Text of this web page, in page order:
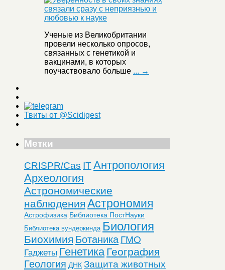
Ученые из Великобритании
провели несколько опросов,
связанных с генетикой и
вакцинами, в которых
поучаствовало больше ... →
Твиты от @Scidigest
Метки
CRISPR/Cas ITАнтропология
Археология
Астрономические
наблюдения Астрономия
Астрофизика Библиотека ПостНауки
Библиотека вундеркинда Биология
Биохимия Ботаника ГМО
Гаджеты Генетика География
Геология ДНК Защита животных